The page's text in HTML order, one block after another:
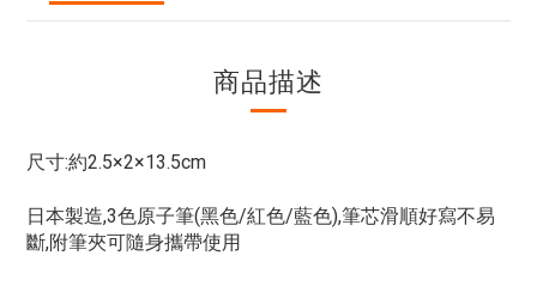
商品描述
尺寸:約2.5×2×13.5cm
日本製造,3色原子筆(黑色/紅色/藍色),筆芯滑順好寫不易
斷,附筆夾可隨身攜帶使用